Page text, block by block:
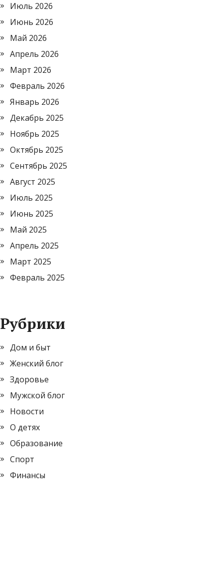
Июль 2026
Июнь 2026
Май 2026
Апрель 2026
Март 2026
Февраль 2026
Январь 2026
Декабрь 2025
Ноябрь 2025
Октябрь 2025
Сентябрь 2025
Август 2025
Июль 2025
Июнь 2025
Май 2025
Апрель 2025
Март 2025
Февраль 2025
Рубрики
Дом и быт
Женский блог
Здоровье
Мужской блог
Новости
О детях
Образование
Спорт
Финансы